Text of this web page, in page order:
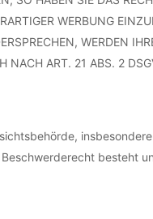
WERBUNG
WERDEN
NACH ART. 21 ABS. 2
besteht